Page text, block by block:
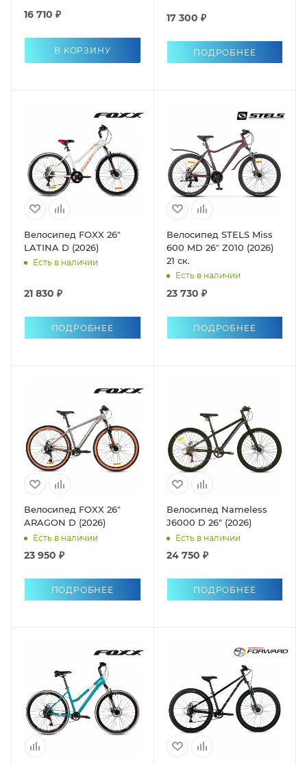
16 710 ₽
В КОРЗИНУ
17 300 ₽
ПОДРОБНЕЕ
Велосипед FOXX 26"
LATINA D (2026)
Есть в наличии
21 830 ₽
ПОДРОБНЕЕ
Велосипед STELS Miss
600 MD 26" Z010 (2026)
21 ск.
Есть в наличии
23 730 ₽
ПОДРОБНЕЕ
Велосипед FOXX 26"
ARAGON D (2026)
Есть в наличии
23 950 ₽
ПОДРОБНЕЕ
Велосипед Nameless
J6000 D 26" (2026)
Есть в наличии
24 750 ₽
ПОДРОБНЕЕ